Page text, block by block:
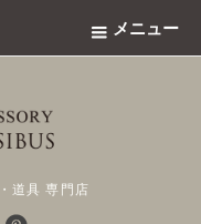
メニュー
道具 専門店